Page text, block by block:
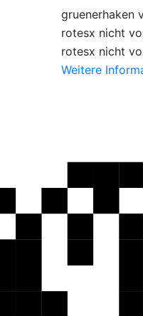
gruenerhaken
rotesx nicht
rotesx nicht
Weitere